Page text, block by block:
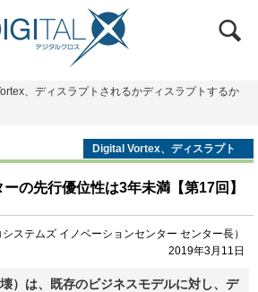
、ディスラプトされるかディスラプトするか
Digital Vortex、ディスラプト
されるかディスラプトするか
の先行優位性は3年未満【第17回】
ステムズ イノベーションセンター センター長）
2019年3月11日
）は、既存のビジネスモデルに対し、デ